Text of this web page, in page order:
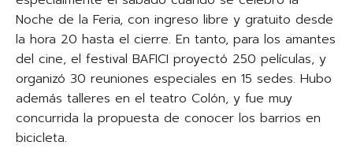
Noche de la Feria, con ingreso libre y gratuito desde
la hora 20 hasta el cierre. En tanto, para los amantes
del cine, el festival BAFICI proyectó 250 películas, y
organizó 30 reuniones especiales en 15 sedes. Hubo
además talleres en el teatro Colón, y fue muy
concurrida la propuesta de conocer los barrios en
bicicleta.